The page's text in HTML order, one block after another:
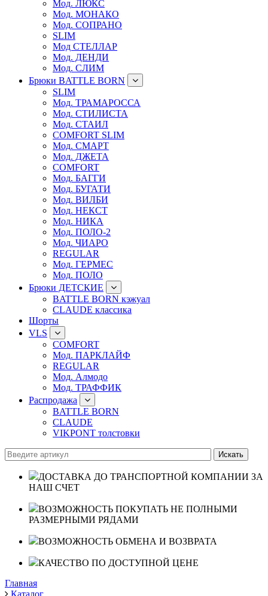
Мод. ЛЮКС
Мод. МОНАКО
Мод. СОПРАНО
SLIM
Мод СТЕЛЛАР
Мод. ДЕНДИ
Мод. СЛИМ
Брюки BATTLE BORN
SLIM
Мод. ТРАМАРОССА
Мод. СТИЛИСТА
Мод. СТАИЛ
COMFORT SLIM
Мод. СМАРТ
Мод. ДЖЕТА
COMFORT
Мод. БАГГИ
Мод. БУГАТИ
Мод. ВИЛБИ
Мод. НЕКСТ
Мод. НИКА
Мод. ПОЛО-2
Мод. ЧИАРО
REGULAR
Мод. ГЕРМЕС
Мод. ПОЛО
Брюки ДЕТСКИЕ
BATTLE BORN кэжуал
CLAUDE классика
Шорты
VLS
COMFORT
Мод. ПАРКЛАЙФ
REGULAR
Мод. Алмодо
Мод. ТРАФФИК
Распродажа
BATTLE BORN
CLAUDE
VIKPONT толстовки
ДОСТАВКА ДО ТРАНСПОРТНОЙ КОМПАНИИ ЗА
НАШ СЧЕТ
ВОЗМОЖНОСТЬ ПОКУПАТЬ НЕ ПОЛНЫМИ
РАЗМЕРНЫМИ РЯДАМИ
ВОЗМОЖНОСТЬ ОБМЕНА И ВОЗВРАТА
КАЧЕСТВО ПО ДОСТУПНОЙ ЦЕНЕ
Главная
Каталог